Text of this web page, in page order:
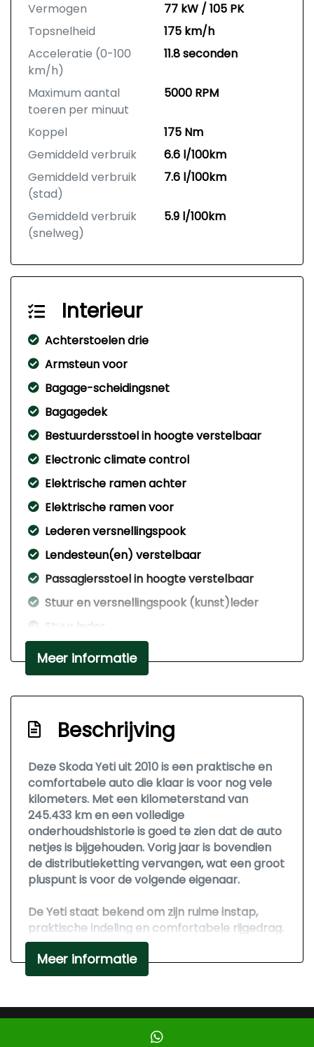
Vermogen
77 kW / 105 PK
Topsnelheid
175 km/h
Acceleratie (0-100
km/h)
11.8 seconden
Maximum aantal
toeren per minuut
5000 RPM
Koppel
175 Nm
Gemiddeld verbruik
6.6 l/100km
Gemiddeld verbruik
(stad)
7.6 l/100km
Gemiddeld verbruik
(snelweg)
5.9 l/100km
Interieur
Achterstoelen drie
Armsteun voor
Bagage-scheidingsnet
Bagagedek
Bestuurdersstoel in hoogte verstelbaar
Electronic climate control
Elektrische ramen achter
Elektrische ramen voor
Lederen versnellingspook
Lendesteun(en) verstelbaar
Passagiersstoel in hoogte verstelbaar
Stuur en versnellingspook (kunst)leder
Stuur leder
Stuur verstelbaar
Stuurbekrachtiging snelheidsafhankelijk
Voorstoelen in hoogte verstelbaar
Exterieur
Buitenspiegels elektrisch inklapbaar
Buitenspiegels elektrisch verstelbaar
Buitenspiegels in carrosseriekleur
Buitenspiegels met verlichting
Buitenspiegels verwarmbaar
Centrale vergrendeling met
Dakrails
Dimlichten automatisch
Extra getint glas achter
Lichtmetalen velgen 17"
Meer informatie
Beschrijving
Deze Skoda Yeti uit 2010 is een praktische en
comfortabele auto die klaar is voor nog vele
kilometers. Met een kilometerstand van
245.433 km en een volledige
onderhoudshistorie is goed te zien dat de auto
netjes is bijgehouden. Vorig jaar is bovendien
de distributieketting vervangen, wat een groot
pluspunt is voor de volgende eigenaar.
De Yeti staat bekend om zijn ruime instap,
praktische indeling en comfortabele rijgedrag.
Dankzij de cruise control en airconditioning is
het prettig rijden, zowel tijdens korte ritten als
langere afstanden. Ook beschikt de auto over
achter, wat zorgt voor extra gemak tijdens het
Meer informatie
Mobilox